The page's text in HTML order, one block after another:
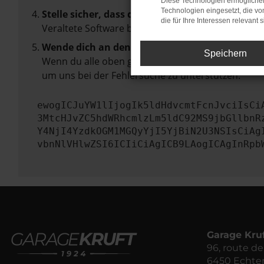
Stelle sicher, dass dein Browser und dein
Veraltete Software birgt nicht nur ein
Wende dich an den Webseitenbetreiber.
Wenn du alle oben genannten Schritte versucht
um uns bei der Fehlersuche zu unterstützen:
Garage
96, route
6450
Technologien eingesetzt, die
die für Ihre Interessen relevant
Speichern